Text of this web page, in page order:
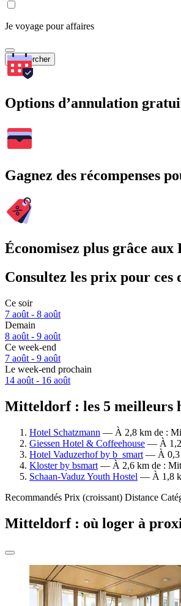
Je voyage pour affaires
Rechercher
Options d’annulation
Gagnez des récompenses
Économisez plus grâce
Consultez les prix pour ces
Ce soir
7 août - 8 août
Demain
8 août - 9 août
Ce week-end
7 août - 9 août
Le week-end prochain
14 août - 16 août
Mitteldorf : les 5 meilleurs
Hotel Schatzmann — À 2,8 km de :
Giessen Hotel & Coffeehouse — À 1,2
Hotel Vaduzerhof by b_smart — À 0,3
Kloster by bsmart — À 2,6 km de :
Schaan-Vaduz Youth Hostel — À 1,8
Recommandés Prix (croissant) Distance
Mitteldorf : où loger à